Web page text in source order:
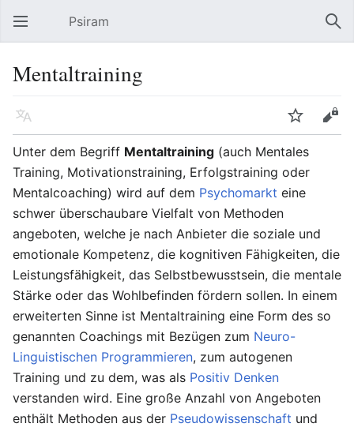
Hauptmenü öffnen Psiram
Mentaltraining
Sprache Beobachten
Bearbeiten
Unter dem Begriff Mentaltraining (auch Mentales
Training, Motivationstraining, Erfolgstraining oder
Mentalcoaching) wird auf dem Psychomarkt eine
schwer überschaubare Vielfalt von Methoden
angeboten, welche je nach Anbieter die soziale und
emotionale Kompetenz, die kognitiven Fähigkeiten, die
Leistungsfähigkeit, das Selbstbewusstsein, die mentale
Stärke oder das Wohlbefinden fördern sollen. In einem
erweiterten Sinne ist Mentaltraining eine Form des so
genannten Coachings mit Bezügen zum Neuro-
Linguistischen Programmieren, zum autogenen
Training und zu dem, was als Positiv Denken
verstanden wird. Eine große Anzahl von Angeboten
enthält Methoden aus der Pseudowissenschaft und